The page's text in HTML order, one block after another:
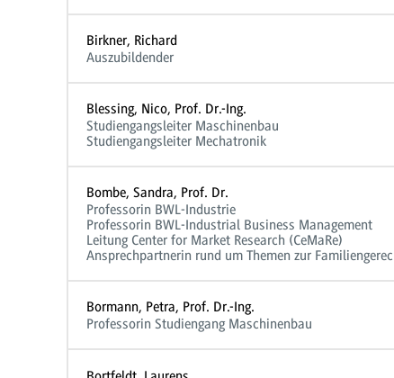
Birkner, Richard
Auszubildender
Blessing, Nico, Prof. Dr.-Ing.
Studiengangsleiter Maschinenbau
Studiengangsleiter Mechatronik
Bombe, Sandra, Prof. Dr.
Professorin BWL-Industrie
Professorin BWL-Industrial Business Management
Leitung Center for Market Research (CeMaRe)
Ansprechpartnerin rund um Themen zur
Bormann, Petra, Prof. Dr.-Ing.
Professorin Studiengang Maschinenbau